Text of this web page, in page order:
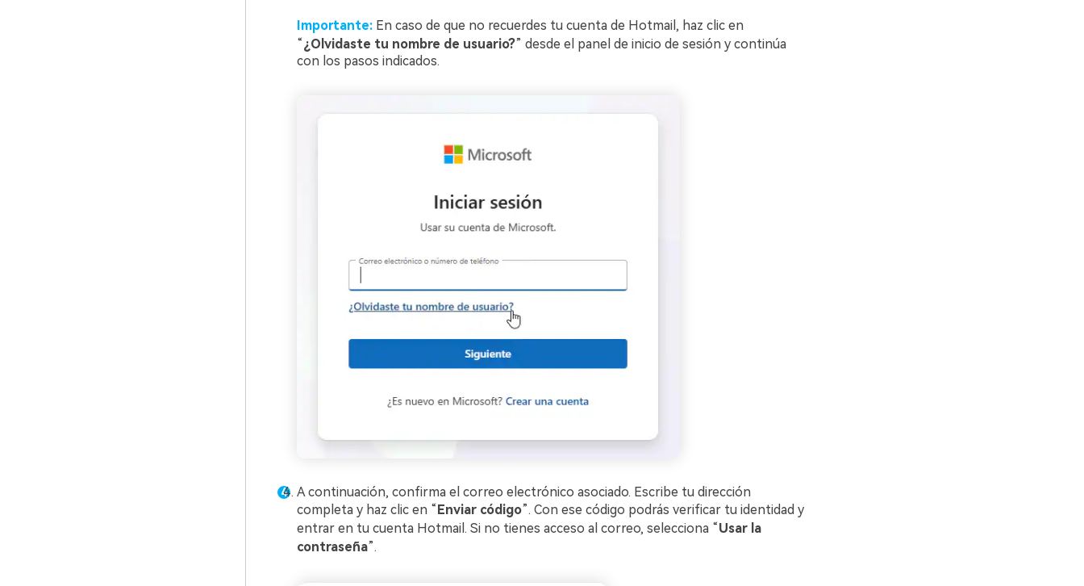
Importante:En caso de que no recuerdes tu cuenta de Hotmail, haz clic en
“ ¿Olvidaste tu nombre de usuario?” desde el panel de inicio de sesión y continúa
con los pasos indicados.
A continuación, confirma el correo electrónico asociado. Escribe tu dirección
completa y haz clic en “Enviar código”. Con ese código podrás verificar tu identidad y
entrar en tu cuenta Hotmail. Si no tienes acceso al correo, selecciona “Usar la
contraseña”.